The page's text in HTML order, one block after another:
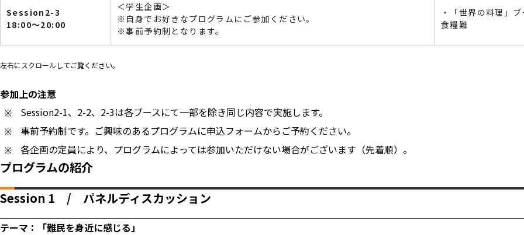
Session2-3
18:00～20:00
＜学生企画＞
※自身でお好きなプログラムにご参加ください。
※事前予約制となります。
・「世界の料理」ブ
食糧難
左右にスクロールしてご覧ください。
参加上の注意
Session2-1、2-2、2-3は各ブースにて一部を除き同じ内容で実施します。
事前予約制です。ご興味のあるプログラムに申込フォームからご予約ください。
各企画の定員により、プログラムによっては参加いただけない場合がございます（先着順）。
プログラムの紹介
Session 1 / パネルディスカッション
テーマ：「難民を身近に感じる」